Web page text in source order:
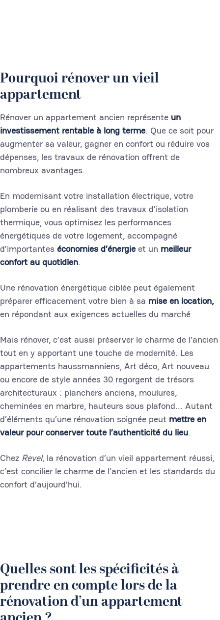
Pourquoi rénover un vieil
appartement
Rénover un appartement ancien représente un
investissement rentable à long terme. Que ce soit pour
augmenter sa valeur, gagner en confort ou réduire vos
dépenses, les travaux de rénovation offrent de
nombreux avantages.
En modernisant votre installation électrique, votre
plomberie ou en réalisant des travaux d’isolation
thermique, vous optimisez les performances
énergétiques de votre logement, accompagné
d’importantes économies d’énergieet un meilleur
confort au quotidien.
Une rénovation énergétique ciblée peut également
préparer efficacement votre bien à sa mise en location,
en répondant aux exigences actuelles du marché
Mais rénover, c’est aussi préserver le charme de l’ancien
tout en y apportant une touche de modernité. Les
appartements haussmanniens, Art déco, Art nouveau
ou encore de style années 30 regorgent de trésors
architecturaux : planchers anciens, moulures,
cheminées en marbre, hauteurs sous plafond... Autant
d’éléments qu’une rénovation soignée peut mettre en
valeur pour conserver toute l’authenticité du lieu.
Chez Revel, la rénovation d’un vieil appartement réussi,
c’est concilier le charme de l’ancien et les standards du
confort d’aujourd’hui.
Quelles sont les spécificités à
prendre en compte lors de la
rénovation d’un appartement